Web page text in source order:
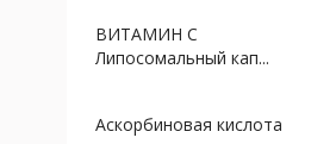
ВИТАМИН С
Липосомальный кап...
Аскорбиновая кислота